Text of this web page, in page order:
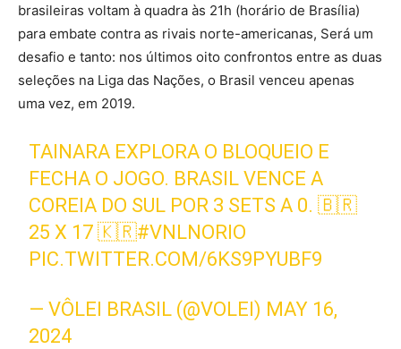
brasileiras voltam à quadra às 21h (horário de Brasília)
para embate contra as rivais norte-americanas, Será um
desafio e tanto: nos últimos oito confrontos entre as duas
seleções na Liga das Nações, o Brasil venceu apenas
uma vez, em 2019.
TAINARA EXPLORA O BLOQUEIO E
FECHA O JOGO. BRASIL VENCE A
COREIA DO SUL POR 3 SETS A 0. 🇧🇷
25 X 17 🇰🇷#VNLNORIO
PIC.TWITTER.COM/6KS9PYUBF9
— VÔLEI BRASIL (@VOLEI) MAY 16,
2024